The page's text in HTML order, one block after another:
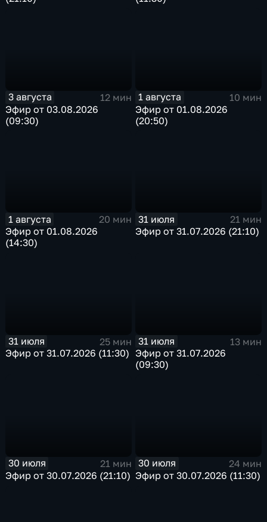
3 августа
12 мин
Эфир от 03.08.2026
(09:30)
1 августа
10 мин
Эфир от 01.08.2026
(20:50)
1 августа
20 мин
Эфир от 01.08.2026
(14:30)
31 июля
21 мин
Эфир от 31.07.2026 (21:10)
31 июля
25 мин
Эфир от 31.07.2026 (11:30)
31 июля
13 мин
Эфир от 31.07.2026
(09:30)
30 июля
21 мин
Эфир от 30.07.2026 (21:10)
30 июля
24 мин
Эфир от 30.07.2026 (11:30)